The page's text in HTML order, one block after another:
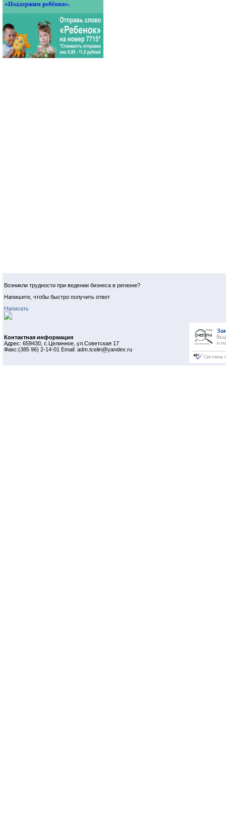
Возникли трудности при ведении бизнеса в регионе?
Напишите, чтобы быстро получить ответ
Написать
Контактная информация
Адрес: 659430, с.Целинное, ул.Советская 17
Факс:(385 96) 2-14-01 Email: adm.tcelin@yandex.ru